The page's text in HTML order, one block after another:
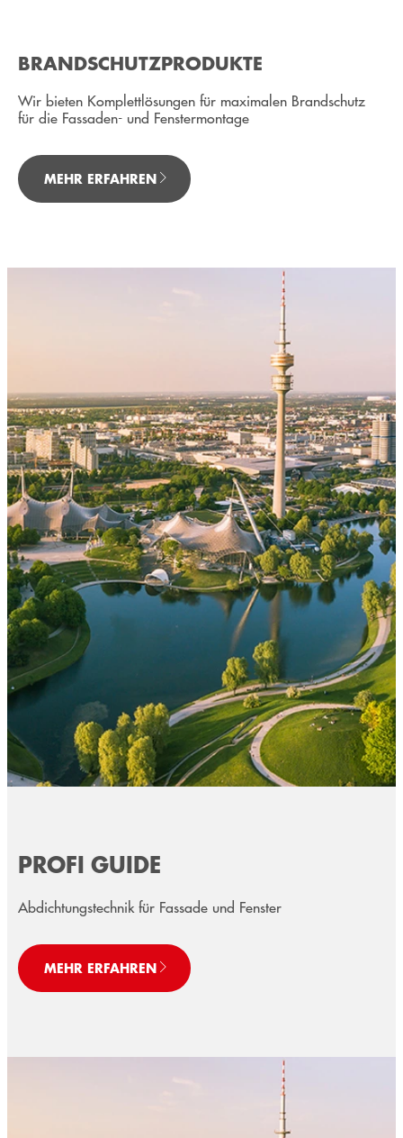
BRANDSCHUTZPRODUKTE
Wir bieten Komplettlösungen für maximalen Brandschutz
für die Fassaden- und Fenstermontage
MEHR ERFAHREN
PROFI GUIDE
Abdichtungstechnik für Fassade und Fenster
MEHR ERFAHREN